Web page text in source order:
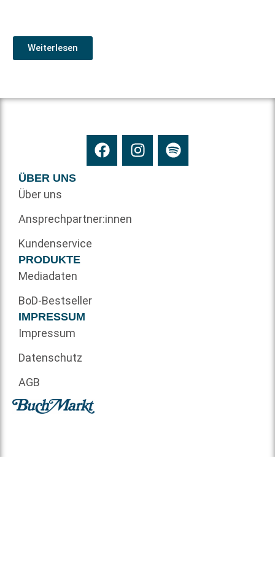
Weiterlesen
ÜBER UNS
Über uns
Ansprechpartner:innen
Kundenservice
PRODUKTE
Mediadaten
BoD-Bestseller
IMPRESSUM
Impressum
Datenschutz
AGB